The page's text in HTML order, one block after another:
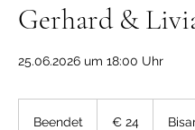
Gerhard &
25.06.2026 um 18:00 Uhr
Beendet € 24